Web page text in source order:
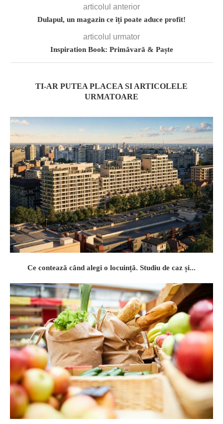
articolul anterior
Dulapul, un magazin ce îți poate aduce profit!
articolul urmator
Inspiration Book: Primăvară & Paște
TI-AR PUTEA PLACEA SI ARTICOLELE
URMATOARE
Ce contează când alegi o locuință. Studiu de caz și...